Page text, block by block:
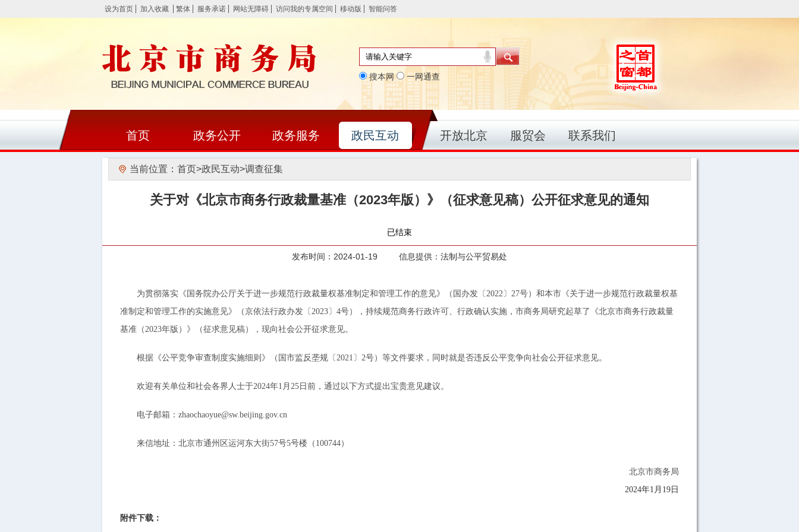
设为首页 加入收藏 繁体 服务承诺 网站无障碍 访问我的专属空间 移动版 智能问答
搜本网 一网通查
首页 政务公开 政务服务 政民互动 开放北京 服贸会 联系我们
当前位置： 首页>政民互动>调查征集
关于对《北京市商务行政裁量基准（2023年版）》（征求意见稿）公开征求意见的通知
已结束
发布时间：2024-01-19 信息提供：法制与公平贸易处
为贯彻落实《国务院办公厅关于进一步规范行政裁量权基准制定和管理工作的意见》（国办发〔2022〕27号）和本市《关于进一步规范行政裁量权基
准制定和管理工作的实施意见》（京依法行政办发〔2023〕4号），持续规范商务行政许可、行政确认实施，市商务局研究起草了《北京市商务行政裁量
基准（2023年版）》（征求意见稿），现向社会公开征求意见。
根据《公平竞争审查制度实施细则》（国市监反垄规〔2021〕2号）等文件要求，同时就是否违反公平竞争向社会公开征求意见。
欢迎有关单位和社会各界人士于2024年1月25日前，通过以下方式提出宝贵意见建议。
电子邮箱：zhaochaoyue@sw.beijing.gov.cn
来信地址：北京市通州区运河东大街57号5号楼（100744）
北京市商务局
2024年1 月19 日
附件下载：